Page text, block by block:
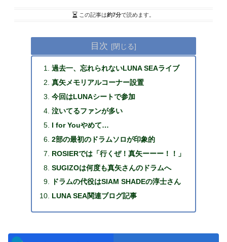
この記事は約7分で読めます。
目次
過去一、忘れられないLUNA SEAライブ
真矢メモリアルコーナー設置
今回はLUNAシートで参加
泣いてるファンが多い
I for Youやめて…
2部の最初のドラムソロが印象的
ROSIERでは「行くぜ！真矢ーーー！！」
SUGIZOは何度も真矢さんのドラムへ
ドラムの代役はSIAM SHADEの淳士さん
LUNA SEA関連ブログ記事